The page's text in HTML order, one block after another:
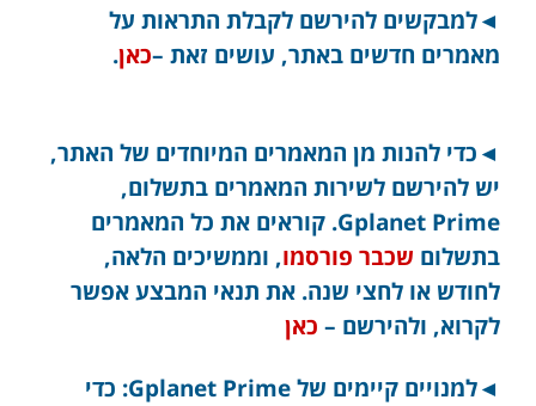
◄למבקשים להירשם לקבלת התראות על
מאמרים חדשים באתר, עושים זאת –כאן.
◄כדי להנות מן המאמרים המיוחדים של האתר,
יש להירשם לשירות המאמרים בתשלום,
Gplanet Prime. קוראים את כל המאמרים
בתשלום שכבר פורסמו, וממשיכים הלאה,
לחודש או לחצי שנה. את תנאי המבצע אפשר
לקרוא, ולהירשם – כאן
◄למנויים קיימים של Gplanet Prime: כדי